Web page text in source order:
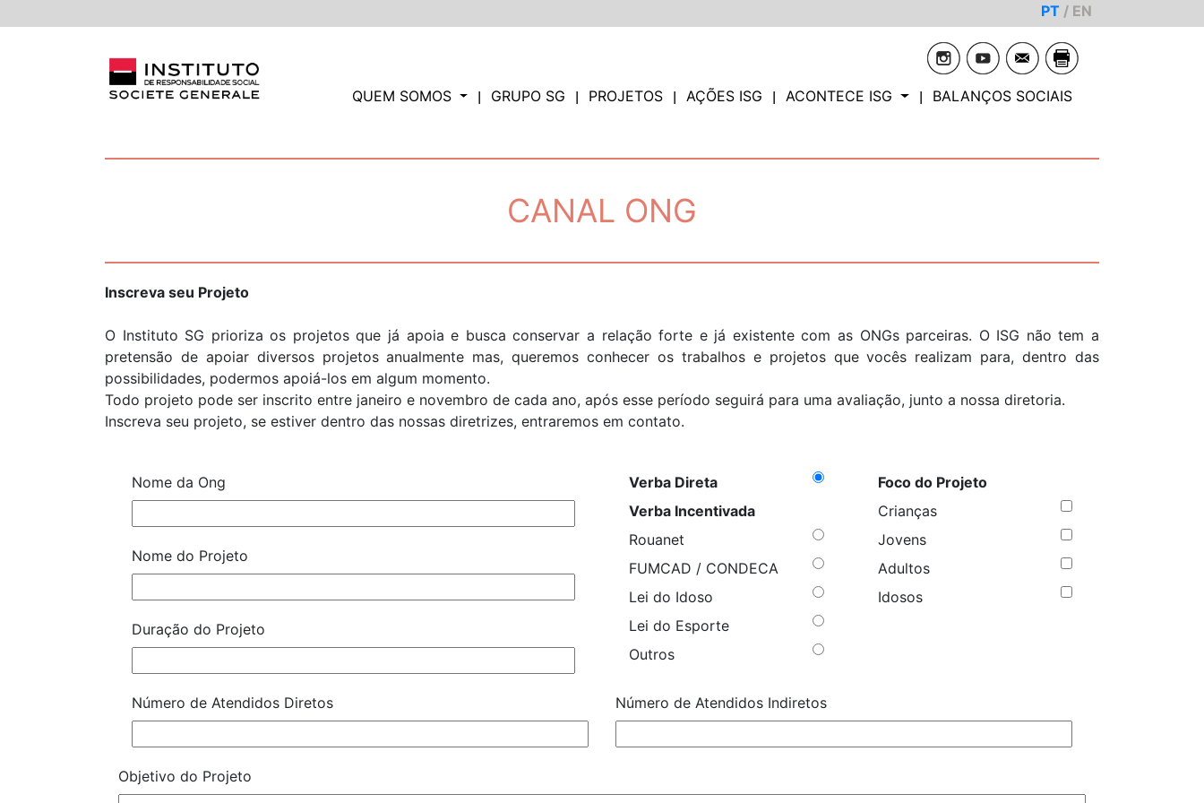
PT / EN
QUEM SOMOS GRUPO SG PROJETOS AÇÕES ISG ACONTECE ISG BALANÇOS SOCIAIS
CANAL ONG
Inscreva seu Projeto
O Instituto SG prioriza os projetos que já apoia e busca conservar a relação forte e já existente com as ONGs parceiras. O ISG não tem a
pretensão de apoiar diversos projetos anualmente mas, queremos conhecer os trabalhos e projetos que vocês realizam para, dentro das
possibilidades, podermos apoiá-los em algum momento.
Todo projeto pode ser inscrito entre janeiro e novembro de cada ano, após esse período seguirá para uma avaliação, junto a nossa diretoria.
Inscreva seu projeto, se estiver dentro das nossas diretrizes, entraremos em contato.
Nome da Ong
Nome do Projeto
Duração do Projeto
Verba Direta
Verba Incentivada
Rouanet
FUMCAD / CONDECA
Lei do Idoso
Lei do Esporte
Outros
Foco do Projeto
Crianças
Jovens
Adultos
Idosos
Número de Atendidos Diretos Número de Atendidos Indiretos
Objetivo do Projeto